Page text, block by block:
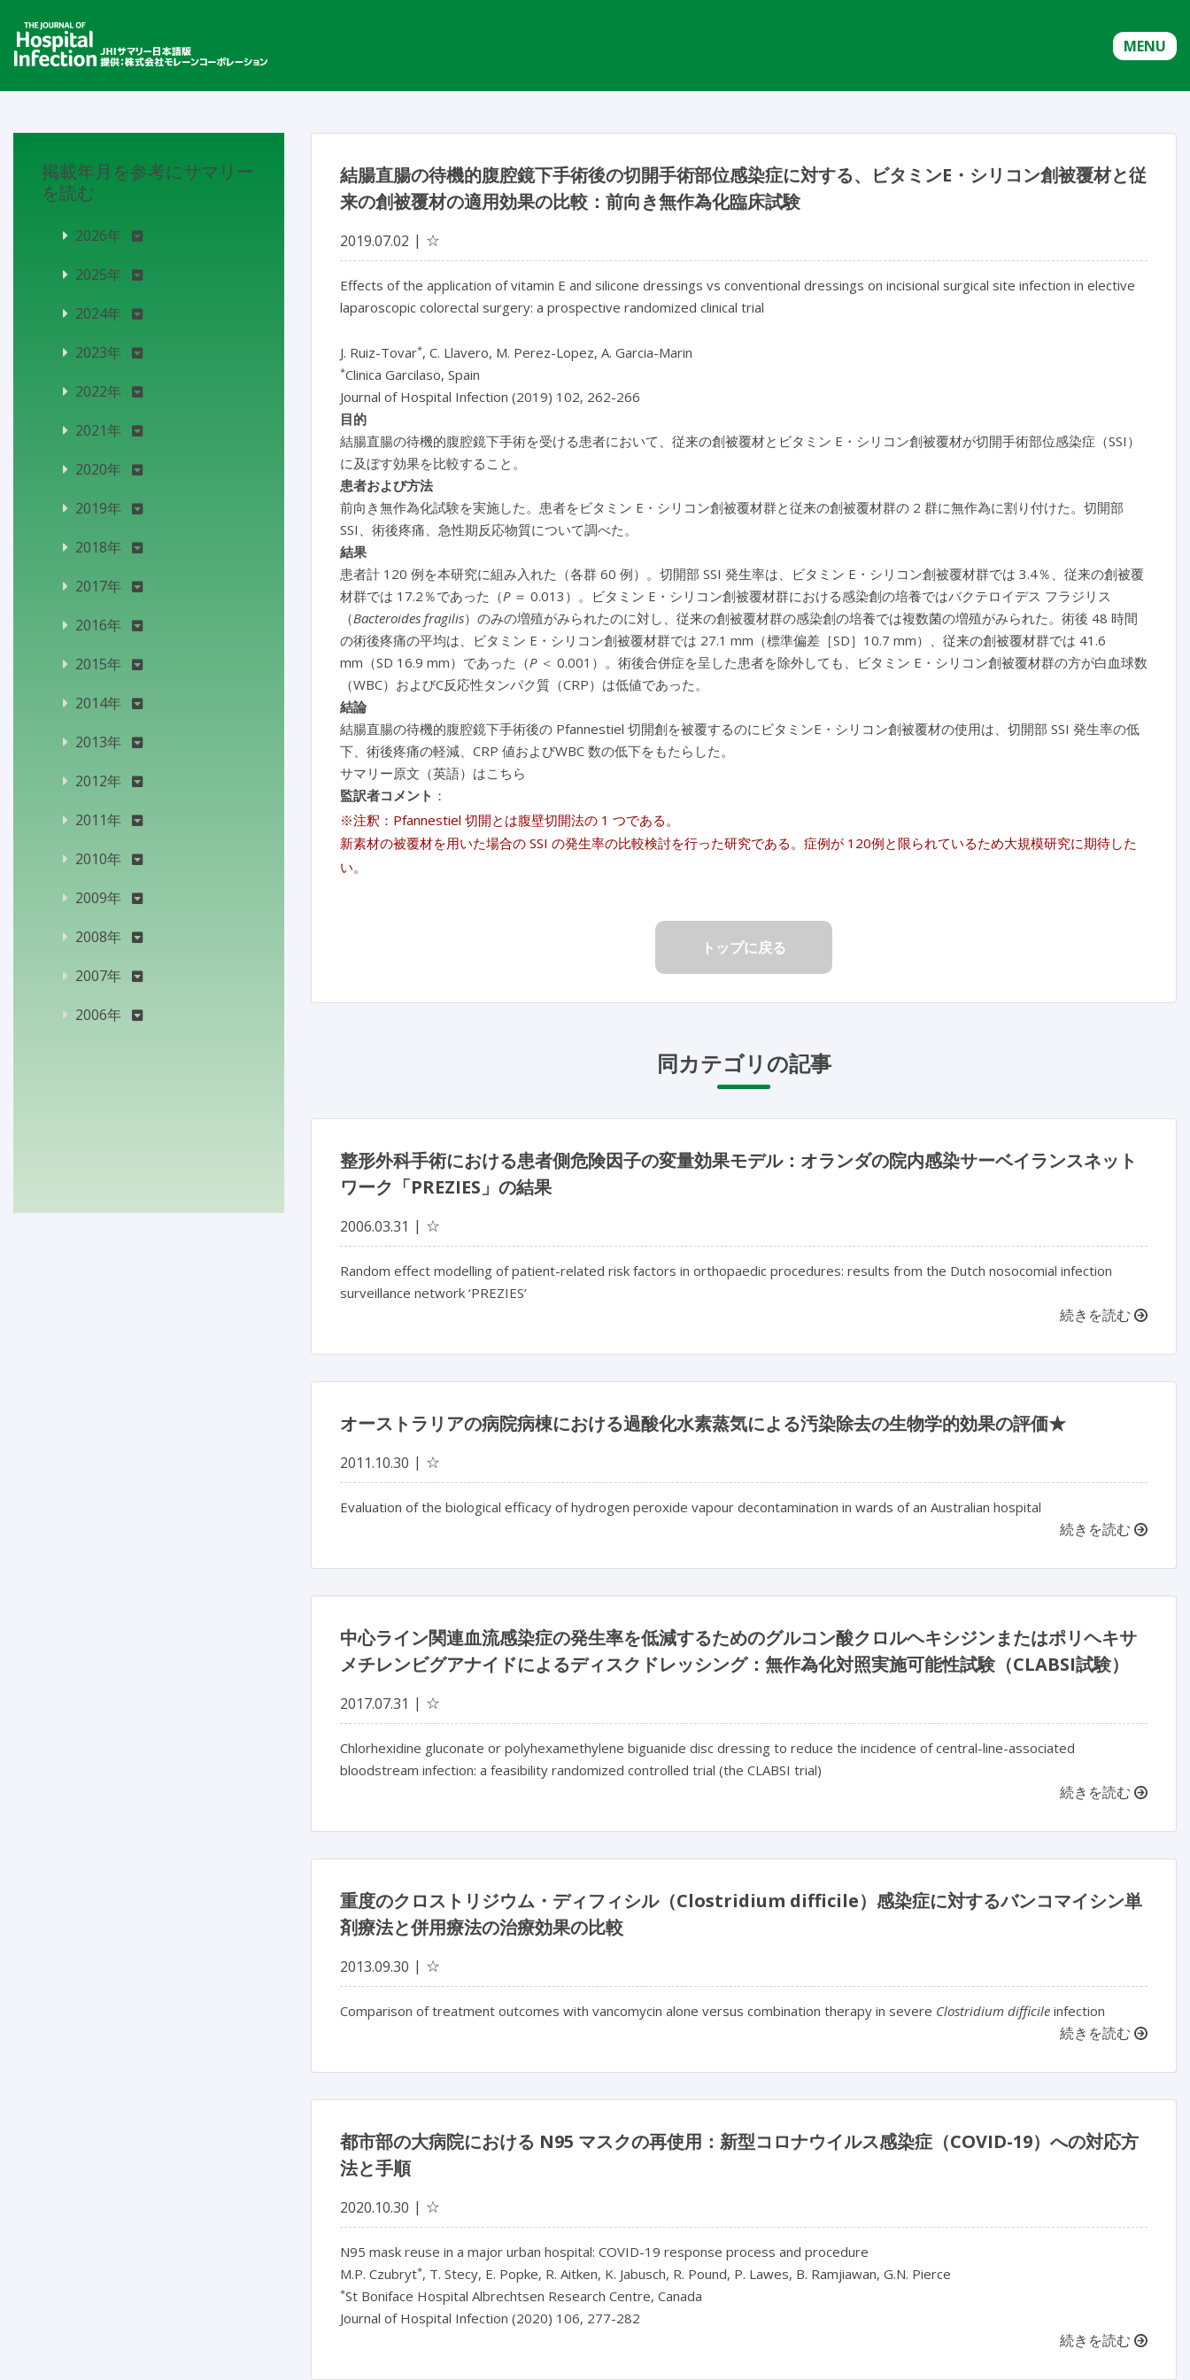
MENU
結腸直腸の待機的腹腔鏡下手術後の切開手術部位感染症に対する、ビタミンE・シリコン創被覆材と従
来の創被覆材の適用効果の比較：前向き無作為化臨床試験
2019.07.02 ☆
Effects of the application of vitamin E and silicone dressings vs conventional dressings on incisional surgical site infection in elective
laparoscopic colorectal surgery: a prospective randomized clinical trial
J. Ruiz-Tovar*, C. Llavero, M. Perez-Lopez, A. Garcia-Marin
*Clinica Garcilaso, Spain
Journal of Hospital Infection (2019) 102, 262-266
目的
結腸直腸の待機的腹腔鏡下手術を受ける患者において、従来の創被覆材とビタミン E・シリコン創被覆材が切開手術部位感染症（SSI）
に及ぼす効果を比較すること。
患者および方法
前向き無作為化試験を実施した。患者をビタミン E・シリコン創被覆材群と従来の創被覆材群の 2 群に無作為に割り付けた。切開部
SSI、術後疼痛、急性期反応物質について調べた。
結果
患者計 120 例を本研究に組み入れた（各群 60 例）。切開部 SSI 発生率は、ビタミン E・シリコン創被覆材群では 3.4％、従来の創被覆
材群では 17.2％であった（P＝ 0.013）。ビタミン E・シリコン創被覆材群における感染創の培養ではバクテロイデス フラジリス
（Bacteroides fragilis）のみの増殖がみられたのに対し、従来の創被覆材群の感染創の培養では複数菌の増殖がみられた。術後 48 時間
の術後疼痛の平均は、ビタミン E・シリコン創被覆材群では 27.1 mm（標準偏差［SD］10.7 mm）、従来の創被覆材群では 41.6
mm（SD 16.9 mm）であった（P＜ 0.001）。術後合併症を呈した患者を除外しても、ビタミン E・シリコン創被覆材群の方が白血球数
（WBC）およびC反応性タンパク質（CRP）は低値であった。
結論
結腸直腸の待機的腹腔鏡下手術後の Pfannestiel 切開創を被覆するのにビタミンE・シリコン創被覆材の使用は、切開部 SSI 発生率の低
下、術後疼痛の軽減、CRP 値およびWBC 数の低下をもたらした。
サマリー原文（英語）はこちら
監訳者コメント ：
※注釈：Pfannestiel 切開とは腹壁切開法の 1 つである。
新素材の被覆材を用いた場合の SSI の発生率の比較検討を行った研究である。症例が 120例と限られているため大規模研究に期待した
い。
トップに戻る
同カテゴリの記事
整形外科手術における患者側危険因子の変量効果モデル：オランダの院内感染サーベイランスネット
ワーク「PREZIES」の結果
2006.03.31 ☆
Random effect modelling of patient-related risk factors in orthopaedic procedures: results from the Dutch nosocomial infection
surveillance network ‘PREZIES’
続きを読む
オーストラリアの病院病棟における過酸化水素蒸気による汚染除去の生物学的効果の評価★
2011.10.30 ☆
Evaluation of the biological efficacy of hydrogen peroxide vapour decontamination in wards of an Australian hospital
続きを読む
中心ライン関連血流感染症の発生率を低減するためのグルコン酸クロルヘキシジンまたはポリヘキサ
メチレンビグアナイドによるディスクドレッシング：無作為化対照実施可能性試験（CLABSI試験）
2017.07.31 ☆
Chlorhexidine gluconate or polyhexamethylene biguanide disc dressing to reduce the incidence of central-line-associated
bloodstream infection: a feasibility randomized controlled trial (the CLABSI trial)
続きを読む
重度のクロストリジウム・ディフィシル（Clostridium difficile）感染症に対するバンコマイシン単
剤療法と併用療法の治療効果の比較
2013.09.30 ☆
Comparison of treatment outcomes with vancomycin alone versus combination therapy in severe Clostridium difficile infection
続きを読む
都市部の大病院における N95 マスクの再使用：新型コロナウイルス感染症（COVID-19）への対応方
法と手順
2020.10.30 ☆
N95 mask reuse in a major urban hospital: COVID-19 response process and procedure
M.P. Czubryt*, T. Stecy, E. Popke, R. Aitken, K. Jabusch, R. Pound, P. Lawes, B. Ramjiawan, G.N. Pierce
*St Boniface Hospital Albrechtsen Research Centre, Canada
Journal of Hospital Infection (2020) 106, 277-282
続きを読む
掲載年月を参考にサマリー
を読む
2026年
2025年
2024年
2023年
2022年
2021年
2020年
2019年
2018年
2017年
2016年
2015年
2014年
2013年
2012年
2011年
2010年
2009年
2008年
2007年
2006年